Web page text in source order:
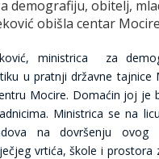
demografiju, obitelj,
obišla centar
ministrica za
u pratnji državne tajnice
Mocire. Domaćin joj je
Ministrica se na
na dovršenju
vrtića, škole i prostora